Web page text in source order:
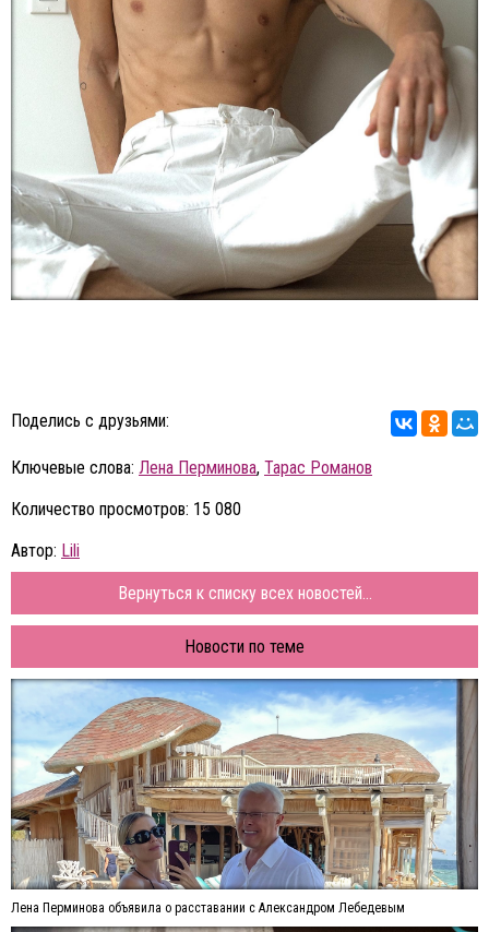
Поделись с друзьями:
Ключевые слова: Лена Перминова, Тарас Романов
Количество просмотров: 15 080
Автор: Lili
Вернуться к списку всех новостей...
Новости по теме
Лена Перминова объявила о расставании с Александром Лебедевым